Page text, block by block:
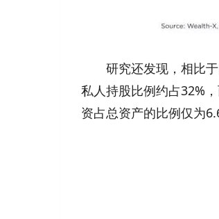
研究还发现，相比于
私人持股比例约占32%
资占总资产的比例仅为